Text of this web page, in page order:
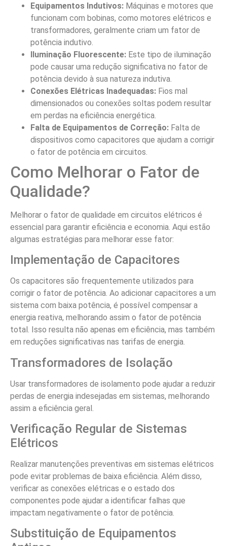
Equipamentos Indutivos: Máquinas e motores que
funcionam com bobinas, como motores elétricos e
transformadores, geralmente criam um fator de
potência indutivo.
Iluminação Fluorescente: Este tipo de iluminação
pode causar uma redução significativa no fator de
potência devido à sua natureza indutiva.
Conexões Elétricas Inadequadas: Fios mal
dimensionados ou conexões soltas podem resultar
em perdas na eficiência energética.
Falta de Equipamentos de Correção: Falta de
dispositivos como capacitores que ajudam a corrigir
o fator de potência em circuitos.
Como Melhorar o Fator de
Qualidade?
Melhorar o fator de qualidade em circuitos elétricos é
essencial para garantir eficiência e economia. Aqui estão
algumas estratégias para melhorar esse fator:
Implementação de Capacitores
Os capacitores são frequentemente utilizados para
corrigir o fator de potência. Ao adicionar capacitores a um
sistema com baixa potência, é possível compensar a
energia reativa, melhorando assim o fator de potência
total. Isso resulta não apenas em eficiência, mas também
em reduções significativas nas tarifas de energia.
Transformadores de Isolação
Usar transformadores de isolamento pode ajudar a reduzir
perdas de energia indesejadas em sistemas, melhorando
assim a eficiência geral.
Verificação Regular de Sistemas
Elétricos
Realizar manutenções preventivas em sistemas elétricos
pode evitar problemas de baixa eficiência. Além disso,
verificar as conexões elétricas e o estado dos
componentes pode ajudar a identificar falhas que
impactam negativamente o fator de potência.
Substituição de Equipamentos